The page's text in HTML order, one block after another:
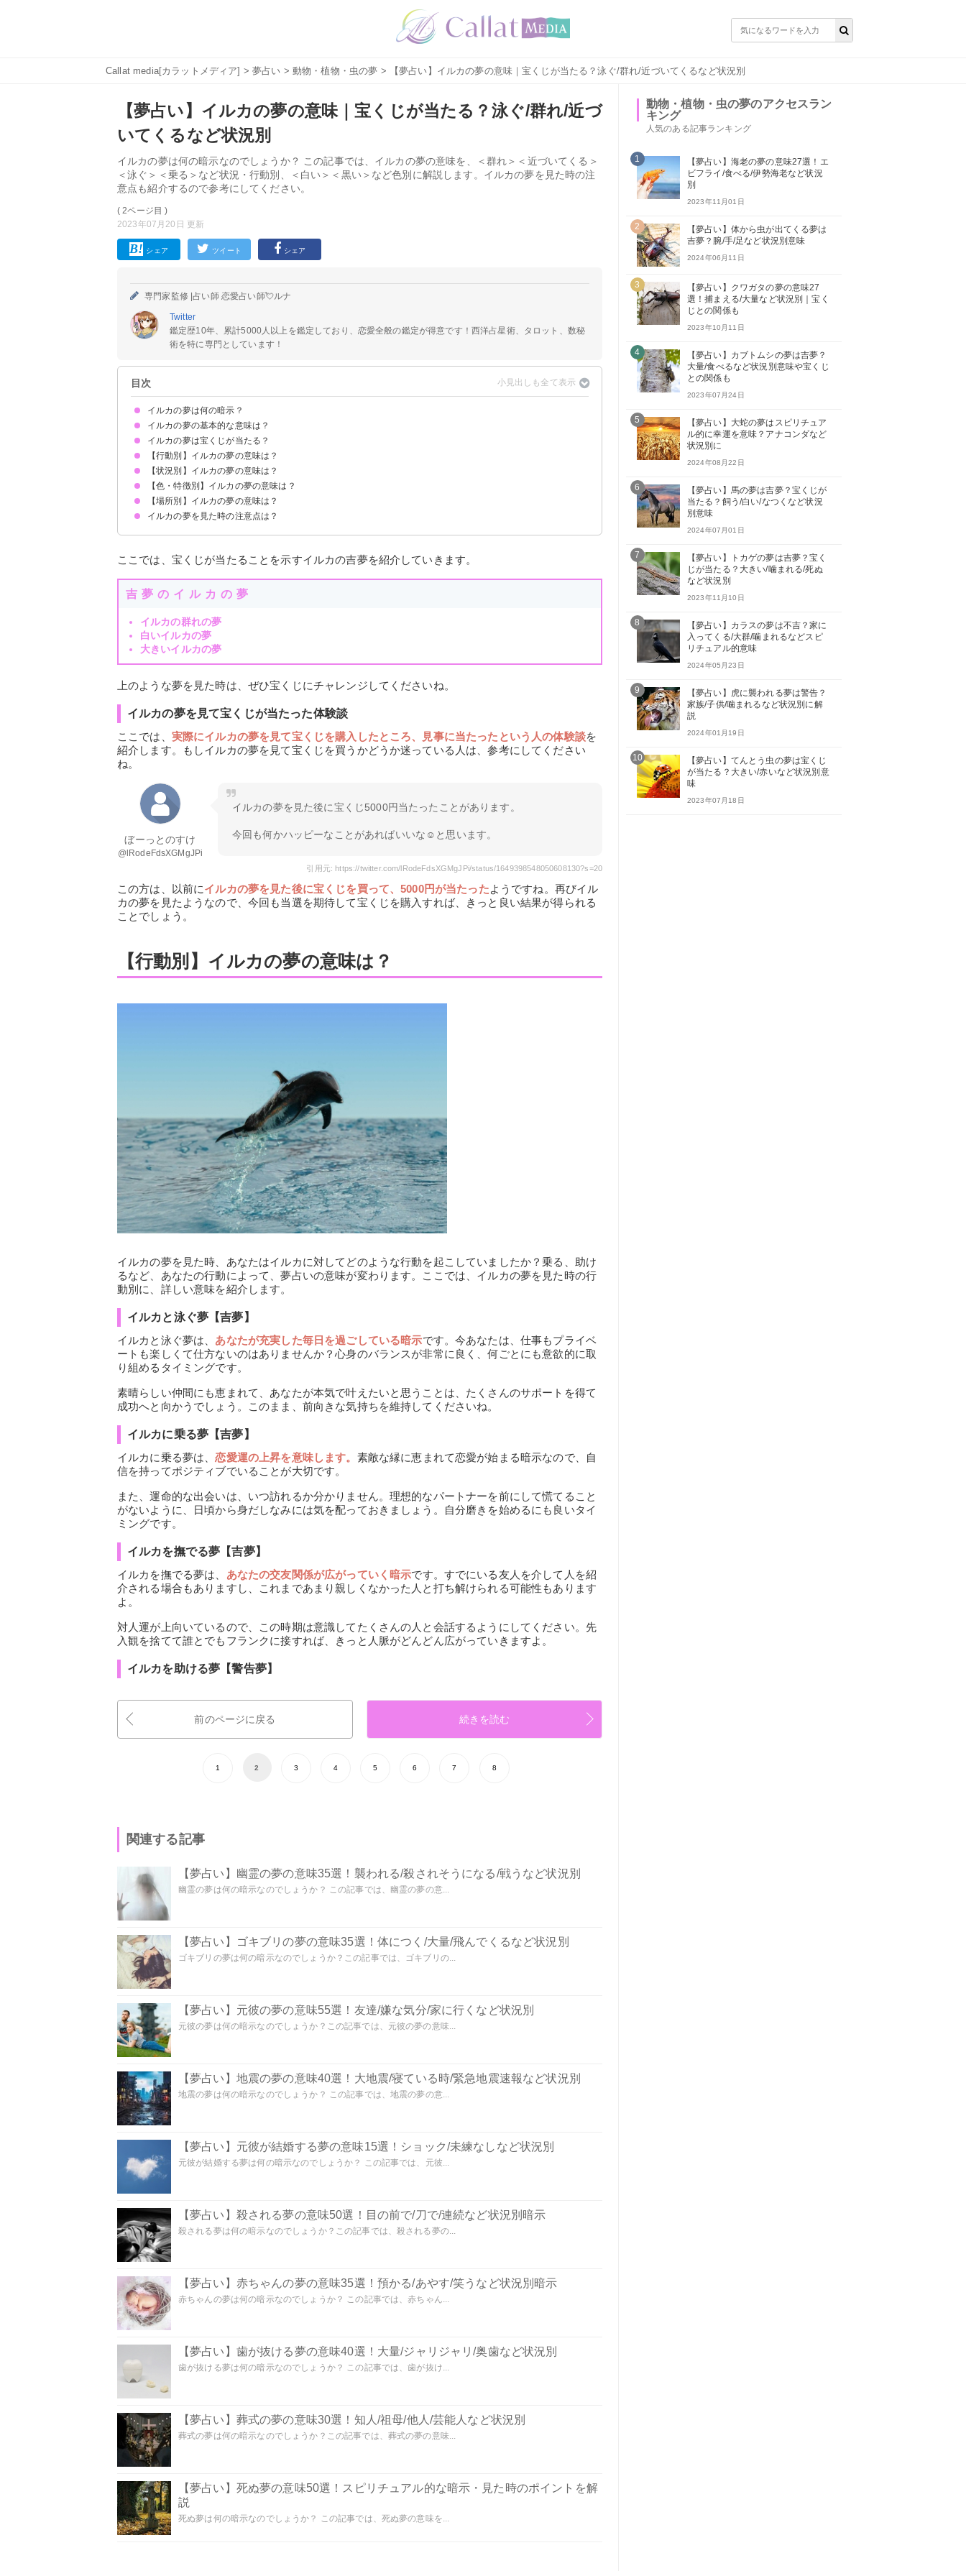
Callat media[カラットメディア] >夢占い > 動物・植物・虫の夢 > 【夢占い】イルカの夢の意味｜宝くじが当たる？泳ぐ/群れ/近づいてくるなど状況別
【夢占い】イルカの夢の意味｜宝くじが当たる？泳ぐ/群れ/近づ
いてくるなど状況別
イルカの夢は何の暗示なのでしょうか？ この記事では、イルカの夢の意味を、＜群れ＞＜近づいてくる＞
＜泳ぐ＞＜乗る＞など状況・行動別、＜白い＞＜黒い＞など色別に解説します。イルカの夢を見た時の注
意点も紹介するので参考にしてください。
( 2ページ目 )
2023年07月20日 更新
シェア ツイート シェア
専門家監修 |占い師 恋愛占い師💘ルナ
Twitter
鑑定歴10年、累計5000人以上を鑑定しており、恋愛全般の鑑定が得意です！西洋占星術、タロット、数秘
術を特に専門としています！
目次
イルカの夢は何の暗示？
イルカの夢の基本的な意味は？
運気の上昇を暗示
状況によって意味が決まる
イルカの夢は宝くじが当たる？
吉夢のイルカの夢なら当たるかも
イルカの夢を見て宝くじが当たった体験談
【行動別】イルカの夢の意味は？
イルカと泳ぐ夢【吉夢】
イルカに乗る夢【吉夢】
イルカを撫でる夢【吉夢】
イルカを助ける夢【警告夢】
イルカに餌をあげる夢【吉夢】
イルカと遊ぶ夢【警告夢】
イルカを飼う夢【警告】
イルカを食べる夢【吉夢】
綺麗なイルカを見る夢【吉夢】
イルカになる夢【吉夢】
イルカを殺す夢【警告夢】
イルカから逃げる夢【警告夢】
【状況別】イルカの夢の意味は？
イルカの群れの夢【吉夢】
2匹のイルカの夢【吉夢】
イルカが近づいてくる夢【吉夢】
イルカが泳ぐ夢【吉夢】
イルカがジャンプする夢【吉夢】
イルカショーの夢【警告夢】
イルカを見て怖いと感じる夢【警告夢】
イルカに水をかけられる夢【吉夢】
【色・特徴別】イルカの夢の意味は？
白いイルカの夢【吉夢】
黒いイルカの夢【警告夢】
ピンクのイルカの夢【吉夢】
金のイルカの夢【吉夢】
虹色のイルカの夢【吉夢】
大きいイルカの夢【吉夢】
小さいイルカの夢【吉夢】
イルカの赤ちゃんの夢【警告夢】
【場所別】イルカの夢の意味は？
海にイルカがいる夢【吉夢】
水族館にイルカがいる夢【警告夢】
川にイルカがいる夢【警告夢】
イルカの夢を見た時の注意点は？
ここでは、宝くじが当たることを示すイルカの吉夢を紹介していきます。
吉夢のイルカの夢
イルカの群れの夢
白いイルカの夢
大きいイルカの夢
上のような夢を見た時は、ぜひ宝くじにチャレンジしてくださいね。
イルカの夢を見て宝くじが当たった体験談
ここでは、 実際にイルカの夢を見て宝くじを購入したところ、見事に当たったという人の体験談を
紹介します。もしイルカの夢を見て宝くじを買うかどうか迷っている人は、参考にしてください
ね。
ぼーっとのすけ
@lRodeFdsXGMgJPi
イルカの夢を見た後に宝くじ5000円当たったことがあります。
今回も何かハッピーなことがあればいいな☺️と思います。
引用元: https://twitter.com/lRodeFdsXGMgJPi/status/1649398548050608130?s=20
この方は、以前にイルカの夢を見た後に宝くじを買って、5000円が当たったようですね。再びイル
カの夢を見たようなので、今回も当選を期待して宝くじを購入すれば、きっと良い結果が得られる
ことでしょう。
【行動別】イルカの夢の意味は？
イルカの夢を見た時、あなたはイルカに対してどのような行動を起こしていましたか？乗る、助け
るなど、あなたの行動によって、夢占いの意味が変わります。ここでは、イルカの夢を見た時の行
動別に、詳しい意味を紹介します。
イルカと泳ぐ夢【吉夢】
イルカと泳ぐ夢は、 あなたが充実した毎日を過ごしている暗示です。今あなたは、仕事もプライベ
ートも楽しくて仕方ないのはありませんか？心身のバランスが非常に良く、何ごとにも意欲的に取
り組めるタイミングです。
素晴らしい仲間にも恵まれて、あなたが本気で叶えたいと思うことは、たくさんのサポートを得て
成功へと向かうでしょう。このまま、前向きな気持ちを維持してくださいね。
イルカに乗る夢【吉夢】
イルカに乗る夢は、恋愛運の上昇を意味します。 素敵な縁に恵まれて恋愛が始まる暗示なので、自
信を持ってポジティブでいることが大切です。
また、運命的な出会いは、いつ訪れるか分かりません。理想的なパートナーを前にして慌てること
がないように、日頃から身だしなみには気を配っておきましょう。自分磨きを始めるにも良いタイ
ミングです。
イルカを撫でる夢【吉夢】
イルカを撫でる夢は、 あなたの交友関係が広がっていく暗示です。すでにいる友人を介して人を紹
介される場合もありますし、これまであまり親しくなかった人と打ち解けられる可能性もあります
よ。
対人運が上向いているので、この時期は意識してたくさんの人と会話するようにしてください。先
入観を捨てて誰とでもフランクに接すれば、きっと人脈がどんどん広がっていきますよ。
イルカを助ける夢【警告夢】
前のページに戻る 続きを読む
1 2 3 4 5 6 7 8
関連する記事
【夢占い】幽霊の夢の意味35選！襲われる/殺されそうになる/戦うなど状況別
幽霊の夢は何の暗示なのでしょうか？ この記事では、幽霊の夢の意...
【夢占い】ゴキブリの夢の意味35選！体につく/大量/飛んでくるなど状況別
ゴキブリの夢は何の暗示なのでしょうか？この記事では、ゴキブリの...
【夢占い】元彼の夢の意味55選！友達/嫌な気分/家に行くなど状況別
元彼の夢は何の暗示なのでしょうか？この記事では、元彼の夢の意味...
【夢占い】地震の夢の意味40選！大地震/寝ている時/緊急地震速報など状況別
地震の夢は何の暗示なのでしょうか？ この記事では、地震の夢の意...
【夢占い】元彼が結婚する夢の意味15選！ショック/未練なしなど状況別
元彼が結婚する夢は何の暗示なのでしょうか？ この記事では、元彼...
【夢占い】殺される夢の意味50選！目の前で/刀で/連続など状況別暗示
殺される夢は何の暗示なのでしょうか？この記事では、殺される夢の...
【夢占い】赤ちゃんの夢の意味35選！預かる/あやす/笑うなど状況別暗示
赤ちゃんの夢は何の暗示なのでしょうか？ この記事では、赤ちゃん...
【夢占い】歯が抜ける夢の意味40選！大量/ジャリジャリ/奥歯など状況別
歯が抜ける夢は何の暗示なのでしょうか？ この記事では、歯が抜け...
【夢占い】葬式の夢の意味30選！知人/祖母/他人/芸能人など状況別
葬式の夢は何の暗示なのでしょうか？この記事では、葬式の夢の意味...
【夢占い】死ぬ夢の意味50選！スピリチュアル的な暗示・見た時のポイントを解
説
死ぬ夢は何の暗示なのでしょうか？ この記事では、死ぬ夢の意味を...
動物・植物・虫の夢のアクセスラン
キング
人気のある記事ランキング
1
【夢占い】海老の夢の意味27選！エ
ビフライ/食べる/伊勢海老など状況
別
2023年11月01日
2
【夢占い】体から虫が出てくる夢は
吉夢？腕/手/足など状況別意味
2024年06月11日
3
【夢占い】クワガタの夢の意味27
選！捕まえる/大量など状況別｜宝く
じとの関係も
2023年10月11日
4
【夢占い】カブトムシの夢は吉夢？
大量/食べるなど状況別意味や宝くじ
との関係も
2023年07月24日
5
【夢占い】大蛇の夢はスピリチュア
ル的に幸運を意味？アナコンダなど
状況別に
2024年08月22日
6
【夢占い】馬の夢は吉夢？宝くじが
当たる？飼う/白い/なつくなど状況
別意味
2024年07月01日
7
【夢占い】トカゲの夢は吉夢？宝く
じが当たる？大きい/噛まれる/死ぬ
など状況別
2023年11月10日
8
【夢占い】カラスの夢は不吉？家に
入ってくる/大群/噛まれるなどスピ
リチュアル的意味
2024年05月23日
9
【夢占い】虎に襲われる夢は警告？
家族/子供/噛まれるなど状況別に解
説
2024年01月19日
10
【夢占い】てんとう虫の夢は宝くじ
が当たる？大きい/赤いなど状況別意
味
2023年07月18日